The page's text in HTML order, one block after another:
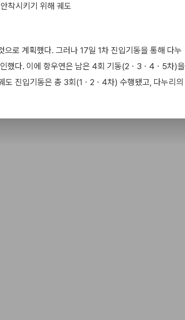
착시키기 위해 궤도
로 계획했다. 그러나 17일 1차 진입기동을 통해 다누
했다. 이에 항우연은 남은 4회 기동(2ㆍ3ㆍ4ㆍ5차)을
진입기동은 총 3회(1ㆍ2ㆍ4차) 수행됐고, 다누리의